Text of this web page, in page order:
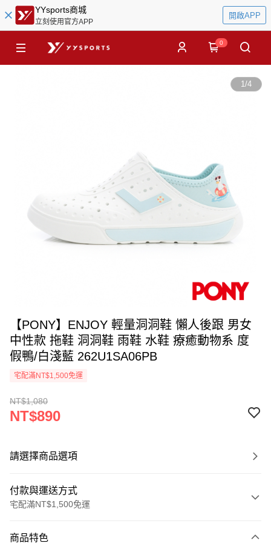
YYsports商城
立刻使用官方APP
開啟APP
0
1/4
【PONY】ENJOY 輕量洞洞鞋 懶人後跟 男女
中性款 拖鞋 洞洞鞋 雨鞋 水鞋 療癒動物系 度
假鴨/白淺藍 262U1SA06PB
宅配滿NT$1,500免運
NT$1,080
NT$890
請選擇商品選項
付款與運送方式
宅配滿NT$1,500免運
信用卡一次付款
商品特色